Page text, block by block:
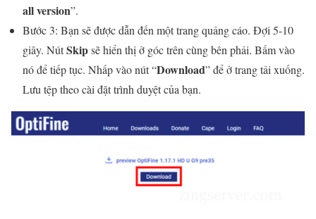
all version”.
Bước 3: Bạn sẽ được dẫn đến một trang quảng cáo. Đợi 5-10
giây. NútSkipsẽ hiển thị ở góc trên cùng bên phải. Bấm vào
nó để tiếp tục. Nhấp vào nút “Download” để ở trang tải xuống.
Lưu tệp theo cài đặt trình duyệt của bạn.